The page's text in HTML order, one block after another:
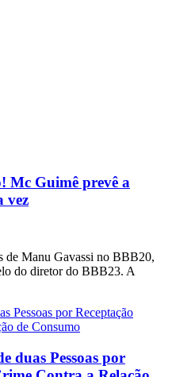
Mc Guimê prevê a
vez
Manu Gavassi no BBB20,
do diretor do BBB23. A
duas Pessoas por